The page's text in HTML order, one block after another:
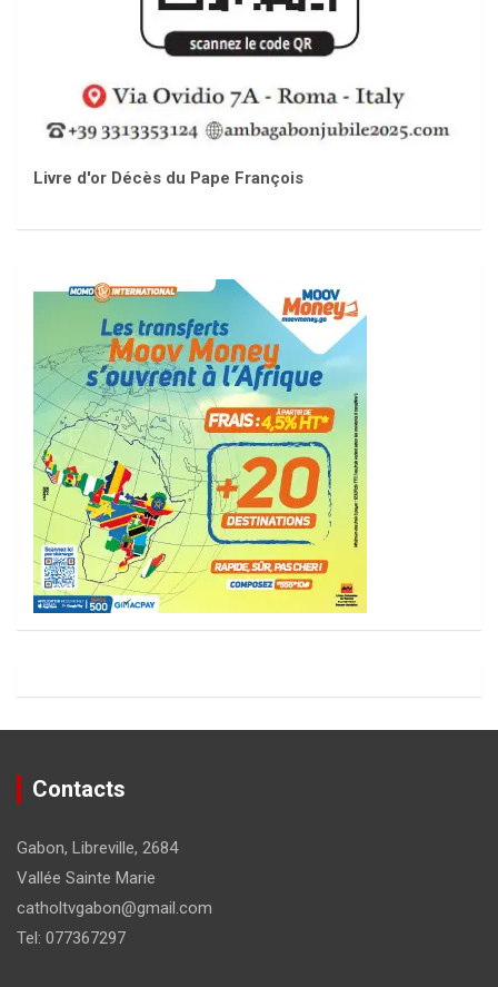
Livre d'or Décès du Pape François
Contacts
Gabon, Libreville, 2684
Vallée Sainte Marie
catholtvgabon@gmail.com
Tel: 077367297